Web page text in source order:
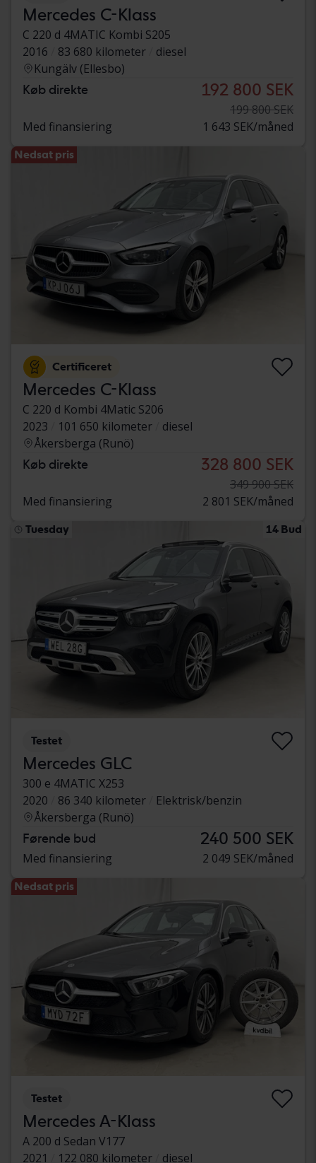
Mercedes C-Klass
C 220 d 4MATIC Kombi S205
2016
83 680 kilometer
diesel
Kungälv (Ellesbo)
Køb direkte 192 800 SEK
199 800 SEK
Med finansiering
1 643 SEK/måned
Nedsat pris
Certificeret
Mercedes C-Klass
C 220 d Kombi 4Matic S206
2023
101 650 kilometer
diesel
Åkersberga (Runö)
Køb direkte 328 800 SEK
349 900 SEK
Med finansiering
2 801 SEK/måned
Tuesday 14 Bud
Testet
Mercedes GLC
300 e 4MATIC X253
2020
86 340 kilometer
Elektrisk/benzin
Åkersberga (Runö)
Førende bud 240 500 SEK
Med finansiering 2 049 SEK/måned
Nedsat pris
Testet
Mercedes A-Klass
A 200 d Sedan V177
2021
122 080 kilometer diesel